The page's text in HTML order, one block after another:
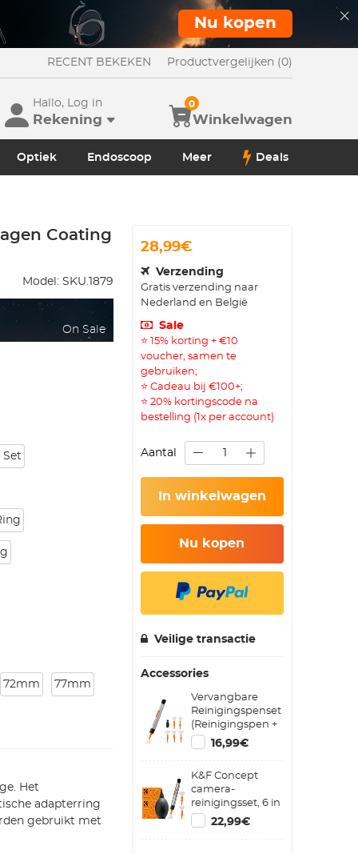
Nu kopen
RECENT BEKEKEN Productvergelijken (0)
Hallo, Log in
Rekening Winkelwagen
0
Optiek Endoscoop Meer Deals
Coating
Model: SKU.1879
On Sale
Set
72mm 77mm
Het
adapterring
gebruikt met
28,99€
Verzending
Gratis verzending naar
Nederland en België
Sale
⭐ 15% korting + €10
voucher, samen te
gebruiken;
⭐ Cadeau bij €100+;
⭐ 20% kortingscode na
bestelling (1x per account)
Aantal
In winkelwagen
Nu kopen
Veilige transactie
Accessories
Vervangbare
Reinigingspenset
(Reinigingspen +
Siliconenkop * 2 +
Reinigingsstaaf
Volledige Frame *
6)
16,99€
K&F Concept
camera-
reinigingsset, 6 in
1 met
stofzuigerdoek*2,
22,99€